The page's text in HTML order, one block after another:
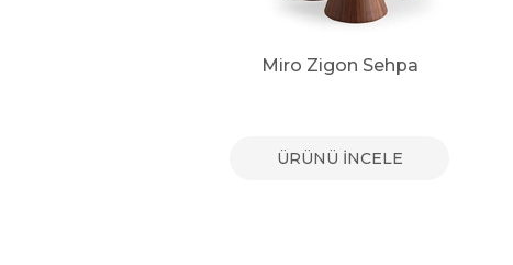
Miro Zigon Sehpa
ÜRÜNÜ İNCELE